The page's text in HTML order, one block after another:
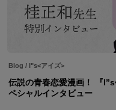
Blog / I"s<アイズ>
伝説の青春恋愛漫画！ 『
ペシャルインタビュー